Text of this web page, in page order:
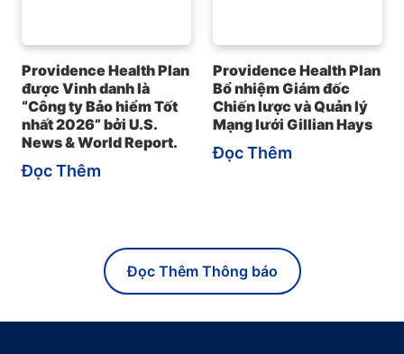
Providence Health Plan
được Vinh danh là
“Công ty Bảo hiểm Tốt
nhất 2026” bởi U.S.
News & World Report.
Đọc Thêm
Providence Health Plan
Bổ nhiệm Giám đốc
Chiến lược và Quản lý
Mạng lưới Gillian Hays
Đọc Thêm
Đọc Thêm Thông báo